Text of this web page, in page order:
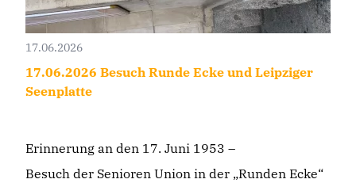
17.06.2026
17.06.2026 Besuch Runde Ecke und Leipziger
Seenplatte
Erinnerung an den 17. Juni 1953 –
Besuch der Senioren Union in der „Runden Ecke“